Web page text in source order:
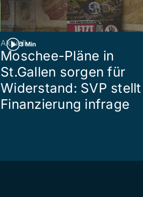
3 Min
Aktuell
Moschee-Pläne in
St.Gallen sorgen für
Widerstand: SVP stellt
Finanzierung infrage